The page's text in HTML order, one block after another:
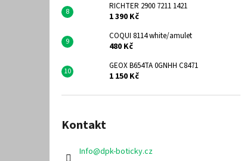
RICHTER 2900 7211 1421
1 390 Kč
COQUI 8114 white/amulet
480 Kč
GEOX B654TA 0GNHH C8471
1 150 Kč
Kontakt
Info@dpk-boticky.cz